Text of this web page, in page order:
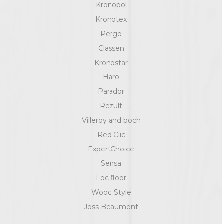
Kronopol
Kronotex
Pergo
Classen
Kronostar
Haro
Parador
Rezult
Villeroy and boch
Red Clic
ExpertChoice
Sensa
Loc floor
Wood Style
Joss Beaumont